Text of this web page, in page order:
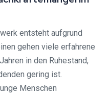
entsteht aufgrund
gehen viele erfahrene
in den Ruhestand,
gering ist.
Menschen